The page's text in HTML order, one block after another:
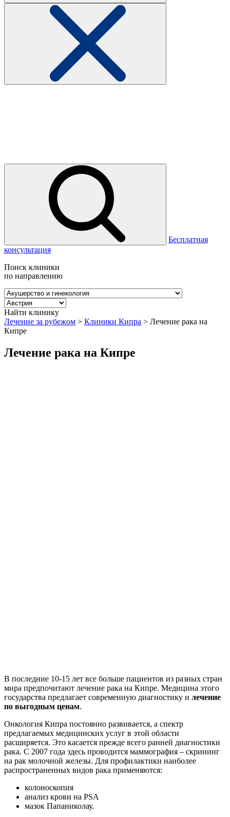
Бесплатная
консультация
Поиск клиники
по направлению
Найти клинику
Лечение за рубежом > Клиники Кипра > Лечение рака на
Кипре
Лечение рака на Кипре
В последние 10-15 лет все больше пациентов из разных стран
мира предпочитают лечение рака на Кипре. Медицина этого
государства предлагает современную диагностику и лечение
по выгодным ценам.
Онкология Кипра постоянно развивается, а спектр
предлагаемых медицинских услуг в этой области
расширяется. Это касается прежде всего ранней диагностики
рака. С 2007 года здесь проводится маммография – скрининг
на рак молочной железы. Для профилактики наиболее
распространенных видов рака применяются:
колоноскопия
анализ крови на PSA
мазок Папаниколау.